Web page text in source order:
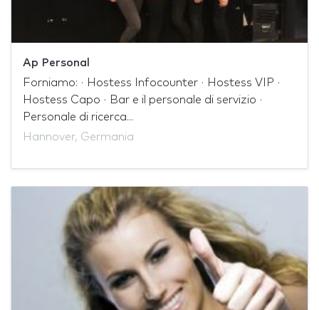
Ap Personal
Forniamo: · Hostess Infocounter · Hostess VIP ·
Hostess Capo · Bar e il personale di servizio ·
Personale di ricerca...
Hannover, Germania